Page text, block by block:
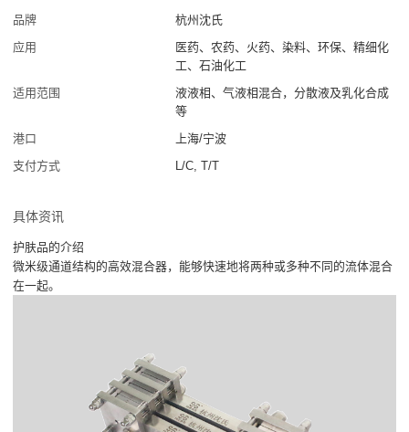
品牌
杭州沈氏
应用
医药、农药、火药、染料、环保、精细化
工、石油化工
适用范围
液液相、气液相混合，分散液及乳化合成
等
港口
上海/宁波
支付方式
L/C, T/T
具体资讯
护肤品的介绍
微米级通道结构的高效混合器，能够快速地将两种或多种不同的流体混合
在一起。